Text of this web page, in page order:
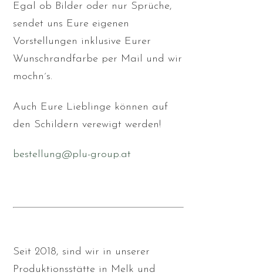
Egal ob Bilder oder nur Sprüche,
sendet uns Eure eigenen
Vorstellungen inklusive Eurer
Wunschrandfarbe per Mail und wir
mochn´s.
Auch Eure Lieblinge können auf
den Schildern verewigt werden!
bestellung@plu-group.at
Seit 2018, sind wir in unserer
Produktionsstätte in Melk und